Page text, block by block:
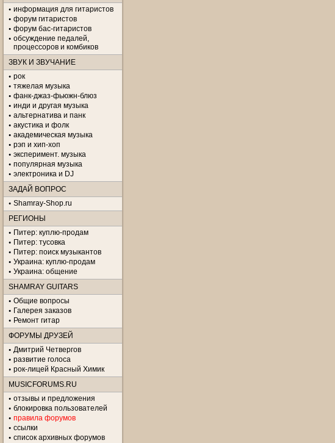
информация для гитаристов
форум гитаристов
форум бас-гитаристов
обсуждение педалей,
процессоров и комбиков
ЗВУК И ЗВУЧАНИЕ
рок
тяжелая музыка
фанк-джаз-фьюжн-блюз
инди и другая музыка
альтернатива и панк
акустика и фолк
академическая музыка
рэп и хип-хоп
эксперимент. музыка
популярная музыка
электроника и DJ
ЗАДАЙ ВОПРОС
Shamray-Shop.ru
РЕГИОНЫ
Питер: куплю-продам
Питер: тусовка
Питер: поиск музыкантов
Украина: куплю-продам
Украина: общение
SHAMRAY GUITARS
Общие вопросы
Галерея заказов
Ремонт гитар
ФОРУМЫ ДРУЗЕЙ
Дмитрий Четвергов
развитие голоса
рок-лицей Красный Химик
MUSICFORUMS.RU
отзывы и предложения
блокировка пользователей
правила форумов
ссылки
список архивных форумов